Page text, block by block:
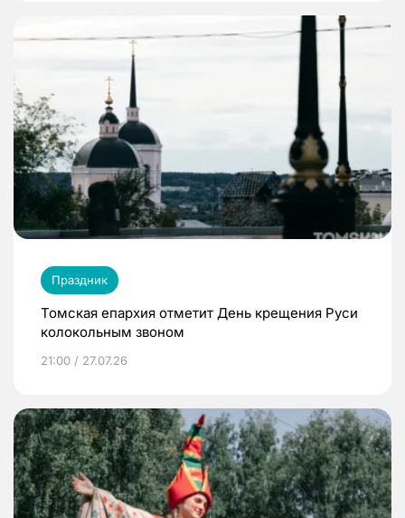
Праздник
Томская епархия отметит День крещения Руси
колокольным звоном
21:00 / 27.07.26